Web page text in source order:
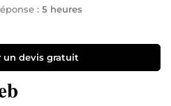
: 5 heures
un devis gratuit